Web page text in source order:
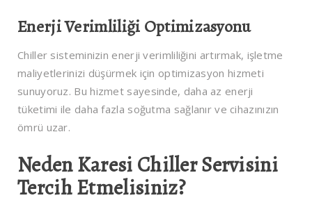
Enerji Verimliliği Optimizasyonu
Chiller sisteminizin enerji verimliliğini artırmak, işletme
maliyetlerinizi düşürmek için optimizasyon hizmeti
sunuyoruz. Bu hizmet sayesinde, daha az enerji
tüketimi ile daha fazla soğutma sağlanır ve cihazınızın
ömrü uzar.
Neden Karesi Chiller Servisini
Tercih Etmelisiniz?